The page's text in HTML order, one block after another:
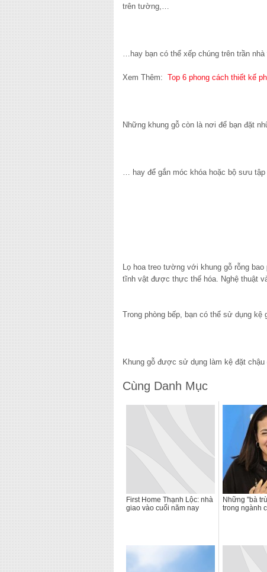
trên tường,…
…hay bạn có thể xếp chúng trên trần
Xem Thêm: Top 6 phong cách thiết kế
Những khung gỗ còn là nơi để bạn đặt
… hay để gắn móc khóa hoặc bộ sưu
Lọ hoa treo tường với khung gỗ rỗng
tĩnh vật được thực thế hóa. Nghệ thuật
Trong phòng bếp, bạn có thể sử dụng
Khung gỗ được sử dụng làm kệ đặt
Cùng Danh Mục
First Home Thạnh Lộc: nhà
giao vào cuối năm nay
Những "bà
trong ngành